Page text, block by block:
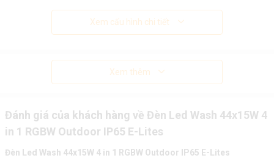
Xem cấu hình chi tiết
Xem thêm
Đánh giá của khách hàng về Đèn Led Wash 44x15W 4
in 1 RGBW Outdoor IP65 E-Lites
Đèn Led Wash 44x15W 4 in 1 RGBW Outdoor IP65 E-Lites